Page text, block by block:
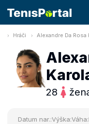
Hráči Alexandre Da Rosa
28
Datum nar.:Výška:Váha: